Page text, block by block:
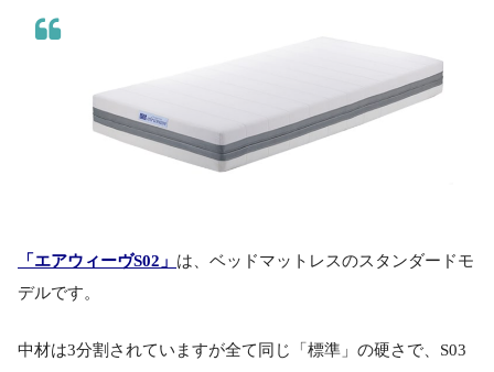
「エアウィーヴS02」 は、ベッドマットレスのスタンダードモ
デルです。
中材は3分割されていますが全て同じ「標準」の硬さで、S03